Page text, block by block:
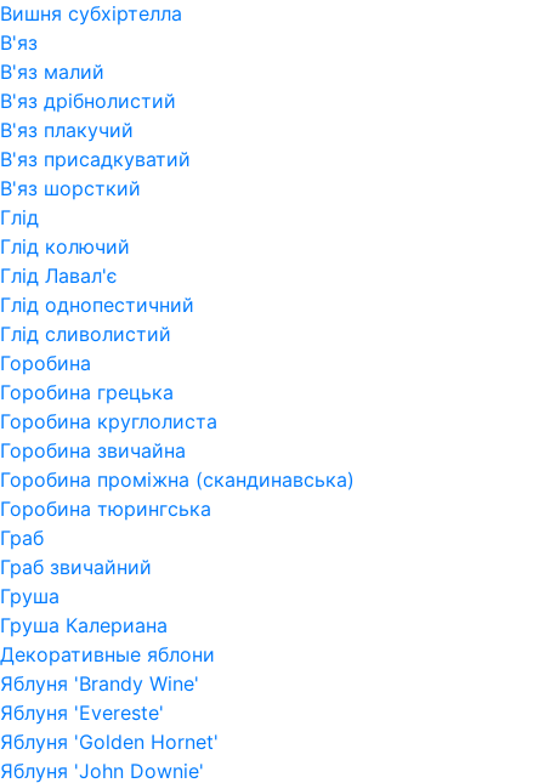
Вишня субхіртелла
В'яз
В'яз малий
В'яз дрібнолистий
В'яз плакучий
В'яз присадкуватий
В'яз шорсткий
Глід
Глід колючий
Глід Лавал'є
Глід однопестичний
Глід сливолистий
Горобина
Горобина грецька
Горобина круглолиста
Горобина звичайна
Горобина проміжна (скандинавська)
Горобина тюрингська
Граб
Граб звичайний
Груша
Груша Калериана
Декоративные яблони
Яблуня 'Brandy Wine'
Яблуня 'Evereste'
Яблуня 'Golden Hornet'
Яблуня 'John Downie'